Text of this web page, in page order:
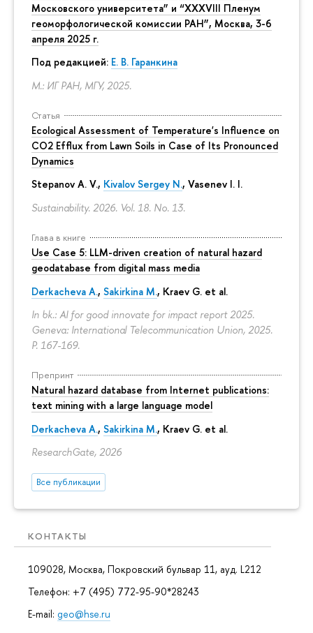
Московского университета” и “XXXVIII Пленум
геоморфологической комиссии РАН”, Москва, 3-6
апреля 2025 г.
Под редакцией: Е. В. Гаранкина
М.: ИГ РАН, МГУ, 2025.
Статья
Ecological Assessment of Temperature's Influence on
CO2 Efflux from Lawn Soils in Case of Its Pronounced
Dynamics
Stepanov A. V., Kivalov Sergey N., Vasenev I. I.
Sustainability. 2026. Vol. 18. No. 13.
Глава в книге
Use Case 5: LLM-driven creation of natural hazard
geodatabase from digital mass media
Derkacheva A., Sakirkina M., Kraev G. et al.
In bk.: AI for good innovate for impact report 2025.
Geneva: International Telecommunication Union, 2025.
P. 167-169.
Препринт
Natural hazard database from Internet publications:
text mining with a large language model
Derkacheva A., Sakirkina M., Kraev G. et al.
ResearchGate, 2026
Все публикации
КОНТАКТЫ
109028, Москва, Покровский бульвар 11, ауд. L212
Телефон: +7 (495) 772-95-90*28243
E-mail: geo@hse.ru